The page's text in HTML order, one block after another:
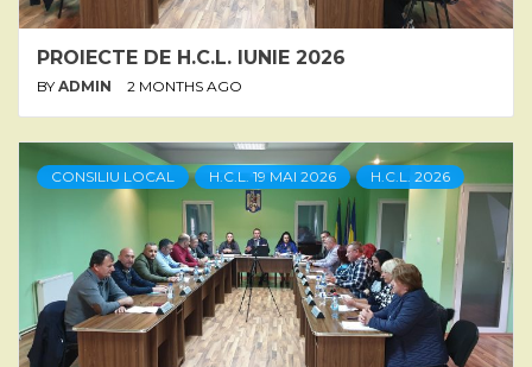
PROIECTE DE H.C.L. IUNIE 2026
BY ADMIN 2 MONTHS AGO
CONSILIU LOCAL H.C.L. 19 MAI 2026 H.C.L. 2026